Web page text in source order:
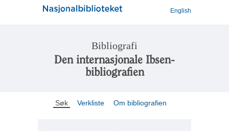
English
Bibliografi
Den internasjonale Ibsen-
bibliografien
Søk Verkliste Om bibliografien